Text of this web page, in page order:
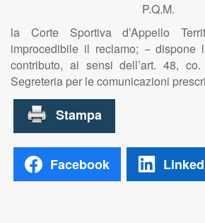
P.Q.M.
la Corte Sportiva d’Appello
improcedibile il reclamo; − dispone
contributo, ai sensi dell’art. 48,
Segreteria per le comunicazioni
Facebook